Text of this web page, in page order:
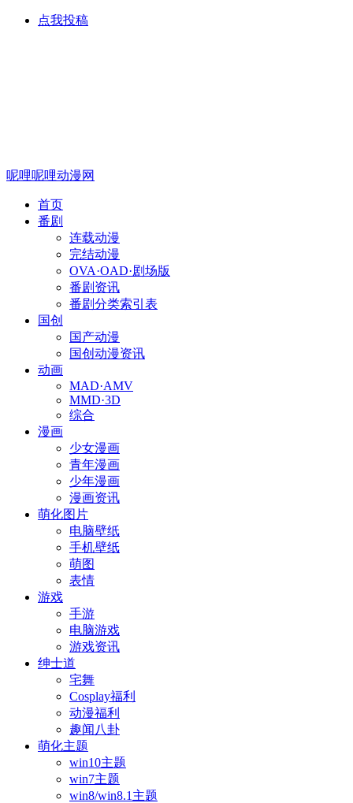
点我投稿
呢哩呢哩动漫网
首页
番剧
连载动漫
完结动漫
OVA·OAD·剧场版
番剧资讯
番剧分类索引表
国创
国产动漫
国创动漫资讯
动画
MAD·AMV
MMD·3D
综合
漫画
少女漫画
青年漫画
少年漫画
漫画资讯
萌化图片
电脑壁纸
手机壁纸
萌图
表情
游戏
手游
电脑游戏
游戏资讯
绅士道
宅舞
Cosplay福利
动漫福利
趣闻八卦
萌化主题
win10主题
win7主题
win8/win8.1主题